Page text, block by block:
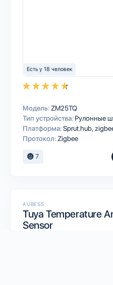
Есть у 18 человек
Модель: ZM25TQ
Тип устройства: Рулонные
Платформа:Sprut.hub
Протокол: Zigbee
7
AUBESS
Tuya Temperature
Sensor